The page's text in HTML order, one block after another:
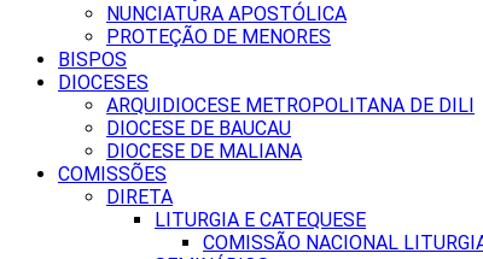
NUNCIATURA APOSTÓLICA
PROTEÇÃO DE MENORES
BISPOS
DIOCESES
ARQUIDIOCESE METROPOLITANA DE DILI
DIOCESE DE BAUCAU
DIOCESE DE MALIANA
COMISSÕES
DIRETA
LITURGIA E CATEQUESE
COMISSÃO NACIONAL